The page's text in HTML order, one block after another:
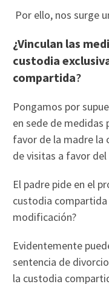
Por ello, nos surge
¿Vinculan las
custodia
compartida?
Pongamos por
en sede de medidas
favor de la madre la
de visitas a favor del
El padre pide en el
custodia compartida
modificación?
Evidentemente
sentencia de
la custodia